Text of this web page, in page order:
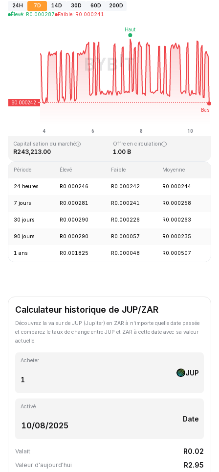
24H 7D 14D 30D 60D
200D
Élevé: R0.000287 Faible: R0.000241
R0.128999 R0.000004
Capitalisation du marché
R243,213.00
Offre en circulation
1.00 B
Période Élevé Faible Moyenne
24 heures R0.000246 R0.000242 R0.000244
7 jours R0.000281 R0.000241 R0.000258
30 jours R0.000290 R0.000226 R0.000263
90 jours R0.000290 R0.000057 R0.000235
1 ans R0.001825 R0.000048 R0.000507
Calculateur historique de JUP/ZAR
Découvrez la valeur de JUP (Jupiter) en ZAR à n'importe quelle date passée
et comparez le taux de change entre JUP et ZAR à cette date avec sa valeur
actuelle.
Acheter
JUP
Activé
Date
Valait R0.02
Valeur d'aujourd'hui R2.95